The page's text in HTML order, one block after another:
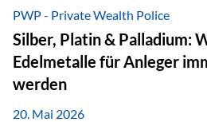
monetäre Rolle zurück Gold erlebt
bemerkenswerte Renaissance als
Treiber sind Rekordkäufe der
Spannungen und ein
ungedeckte Papierwährungen. Wie
Vertrauensverlust ausfällt, zeigt ein
PWP - Private Wealth Police
Silber, Platin & Palladium:
Edelmetalle für Anleger
werden
20. Mai 2026